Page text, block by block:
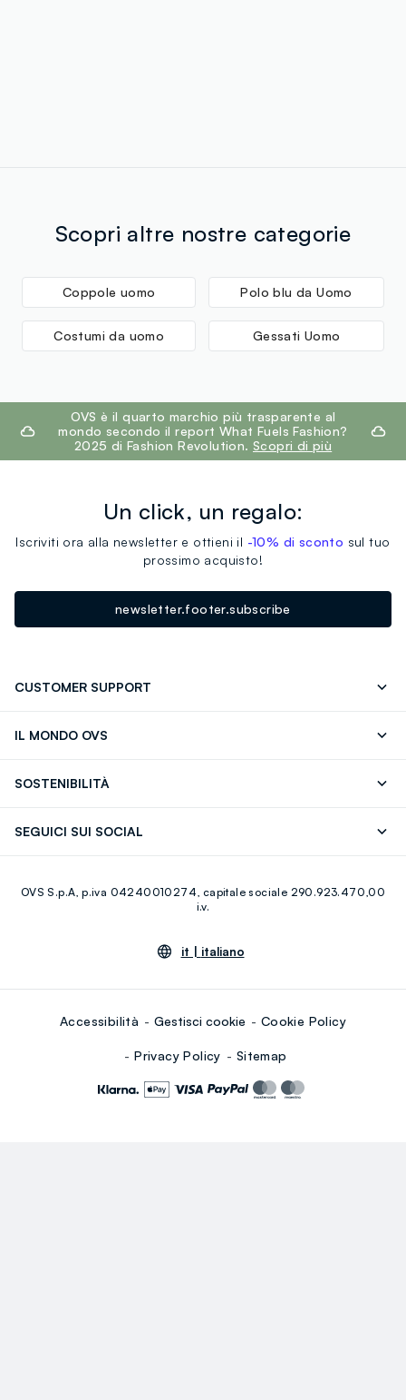
Scopri altre nostre categorie
Coppole uomo Polo blu da Uomo
Costumi da uomo Gessati Uomo
footer.ariatitleOVS è il quarto marchio più trasparente al
mondo secondo il report What Fuels Fashion?
2025 di Fashion Revolution. Scopri di più
Un click, un regalo:
Iscriviti ora alla newsletter e ottieni il -10% di sconto sul tuo
prossimo acquisto!
newsletter.footer.subscribe
CUSTOMER SUPPORT
IL MONDO OVS
Giftcard
SOSTENIBILITÀ
SEGUICI SUI SOCIAL
Youtube Linkedin
OVS S.p.A, p.iva 04240010274, capitale sociale 290.923.470,00
i.v.
it | italiano
Accessibilità Gestisci cookie Cookie Policy
Privacy Policy Sitemap